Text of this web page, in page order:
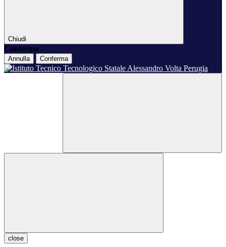
Chiudi
Conferma
Annulla Conferma
close